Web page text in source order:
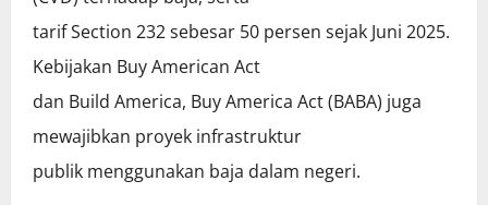
tarif Section 232 sebesar 50 persen sejak Juni 2025.
Kebijakan Buy American Act
dan Build America, Buy America Act (BABA) juga
mewajibkan proyek infrastruktur
publik menggunakan baja dalam negeri.